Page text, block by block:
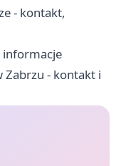
- kontakt,
informacje
Zabrzu - kontakt i